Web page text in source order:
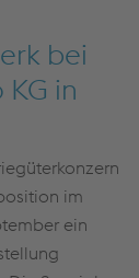
bei
in
im
ein